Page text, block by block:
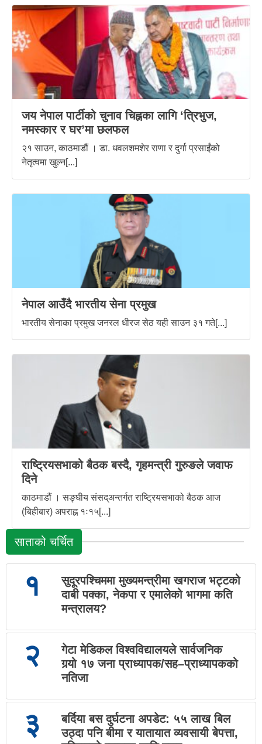
जय नेपाल पार्टीको चुनाव चिह्नका लागि ‘त्रिभुज,
नमस्कार र घर’मा छलफल
२१ साउन, काठमाडौं । डा. धवलशमशेर राणा र दुर्गा प्रसाईंको
नेतृत्वमा खुल्न[...]
नेपाल आउँदै भारतीय सेना प्रमुख
भारतीय सेनाका प्रमुख जनरल धीरज सेठ यही साउन ३१ गते[...]
राष्ट्रियसभाको बैठक बस्दै, गृहमन्त्री गुरुङले जवाफ
दिने
काठमाडौं । सङ्घीय संसद्अन्तर्गत राष्ट्रियसभाको बैठक आज
(बिहीबार) अपराह्न १ः१५[...]
साताको चर्चित
१
सुदूरपश्चिममा मुख्यमन्त्रीमा खगराज भट्टको
दाबी पक्का, नेकपा र एमालेको भागमा कति
मन्त्रालय?
२
गेटा मेडिकल विश्वविद्यालयले सार्वजनिक
गर्‍यो १७ जना प्राध्यापक/सह–प्राध्यापकको
नतिजा
३
बर्दिया बस दुर्घटना अपडेट: ५५ लाख बिल
उठ्दा पनि बीमा र यातायात व्यवसायी बेपत्ता,